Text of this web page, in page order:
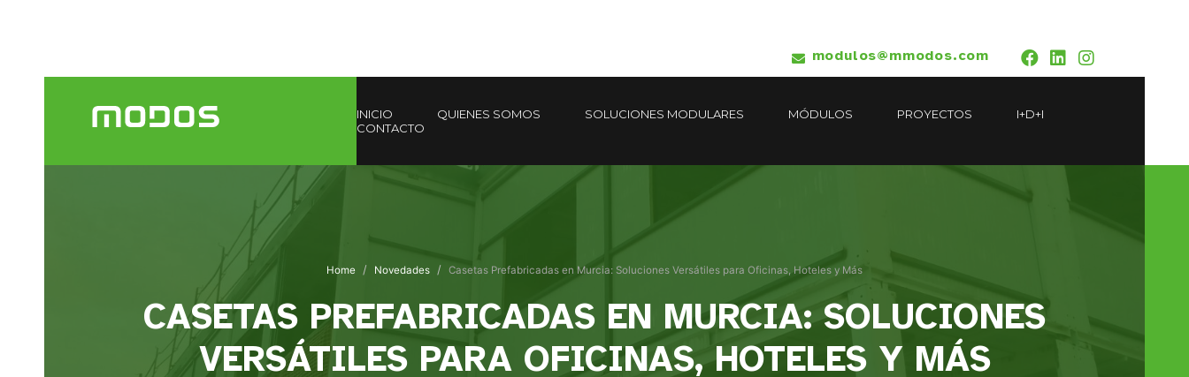
modulos@mmodos.com
INICIO QUIENES SOMOS SOLUCIONES MODULARES MÓDULOS PROYECTOS
I+D+I
CONTACTO
Home Novedades Casetas Prefabricadas en Murcia: Soluciones Versátiles para Oficinas, Hoteles y Más
CASETAS PREFABRICADAS EN MURCIA: SOLUCIONES
VERSÁTILES PARA OFICINAS, HOTELES Y MÁS